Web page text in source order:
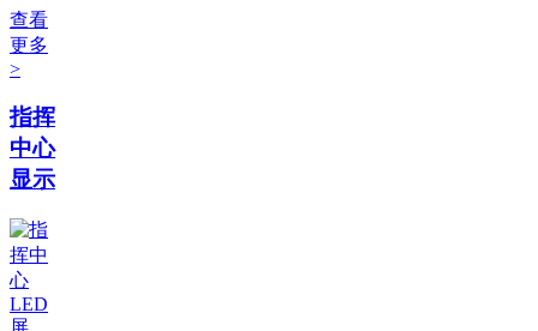
查看
更多
>
指挥
中心
显示